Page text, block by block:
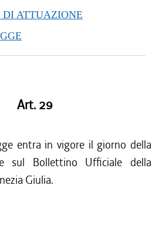
ATTUAZIONE
Art. 29
entra in vigore il giorno della
sul Bollettino Ufficiale della
Giulia.